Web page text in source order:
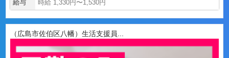
給与 時給 1,330円〜1,530円
（広島市佐伯区八幡）生活支援員...